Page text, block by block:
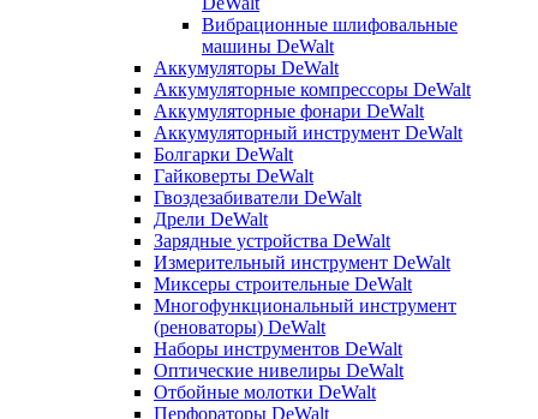
Вибрационные шлифовальные
машины DeWalt
Аккумуляторы DeWalt
Аккумуляторные компрессоры DeWalt
Аккумуляторные фонари DeWalt
Аккумуляторный инструмент DeWalt
Болгарки DeWalt
Гайковерты DeWalt
Гвоздезабиватели DeWalt
Дрели DeWalt
Зарядные устройства DeWalt
Измерительный инструмент DeWalt
Миксеры строительные DeWalt
Многофункциональный инструмент
(реноваторы) DeWalt
Наборы инструментов DeWalt
Оптические нивелиры DeWalt
Отбойные молотки DeWalt
Перфораторы DeWalt